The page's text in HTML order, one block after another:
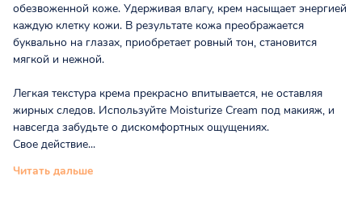
обезвоженной коже. Удерживая влагу, крем насыщает энергией
каждую клетку кожи. В результате кожа преображается
буквально на глазах, приобретает ровный тон, становится
мягкой и нежной.
Легкая текстура крема прекрасно впитывается, не оставляя
жирных следов. Используйте Moisturize Cream под макияж, и
навсегда забудьте о дискомфортных ощущениях.
Свое действие...
Читать дальше